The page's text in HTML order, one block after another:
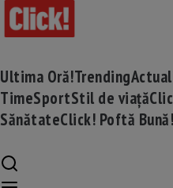
Ultima Oră!Trending
TimeSportStil de viață
SănătateClick! Poftă Bună!